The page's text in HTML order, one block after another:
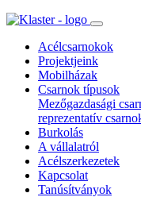
Acélcsarnokok
Projektjeink
Mobilházak
Csarnok típusok
Mezőgazdasági
reprezentatív
Burkolás
A vállalatról
Acélszerkezetek
Kapcsolat
Tanúsítványok